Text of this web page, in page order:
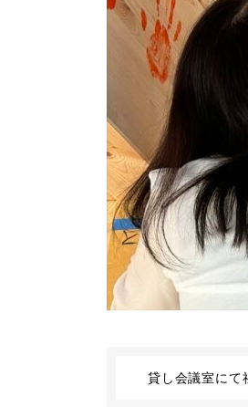
貸し会議室にて